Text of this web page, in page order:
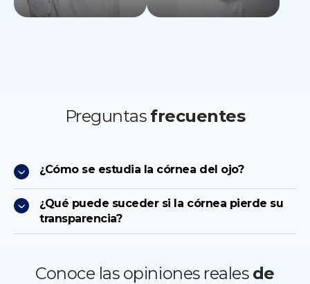
Preguntas frecuentes
¿Cómo se estudia la córnea del ojo?
¿Qué puede suceder si la córnea pierde su
transparencia?
Conoce las opiniones reales de